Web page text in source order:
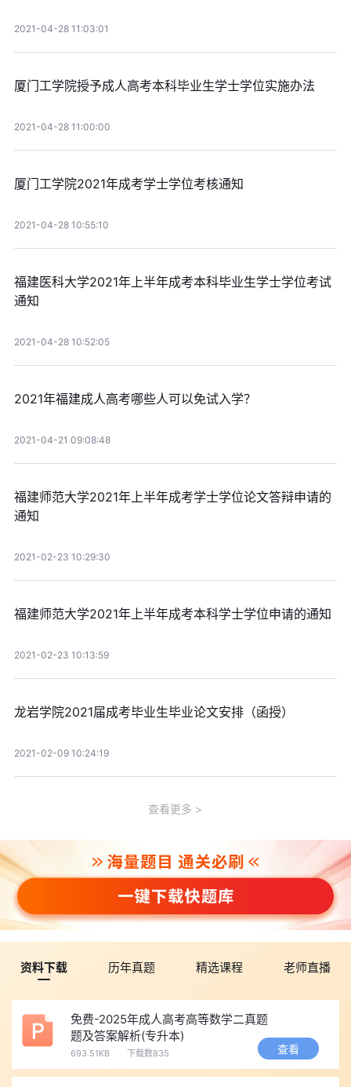
2021-04-28 11:03:01
厦门工学院授予成人高考本科毕业生学士学位实施办法
2021-04-28 11:00:00
厦门工学院2021年成考学士学位考核通知
2021-04-28 10:55:10
福建医科大学2021年上半年成考本科毕业生学士学位考试
通知
2021-04-28 10:52:05
2021年福建成人高考哪些人可以免试入学？
2021-04-21 09:08:48
福建师范大学2021年上半年成考学士学位论文答辩申请的
通知
2021-02-23 10:29:30
福建师范大学2021年上半年成考本科学士学位申请的通知
2021-02-23 10:13:59
龙岩学院2021届成考毕业生毕业论文安排（函授）
2021-02-09 10:24:19
查看更多
资料下载 历年真题 精选课程 老师直播
免费-2025年成人高考高等数学二真题
题及答案解析(专升本)
693.51KB 下载数835 查看